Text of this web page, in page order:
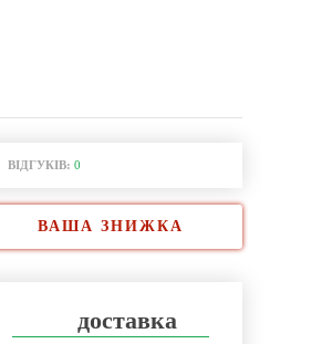
ВІДГУКІВ: 0
ВАША ЗНИЖКА
доставка